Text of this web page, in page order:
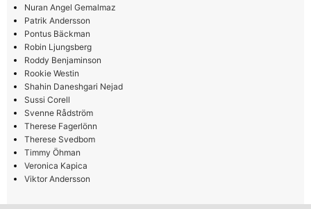
Nuran Angel Gemalmaz
Patrik Andersson
Pontus Bäckman
Robin Ljungsberg
Roddy Benjaminson
Rookie Westin
Shahin Daneshgari Nejad
Sussi Corell
Svenne Rådström
Therese Fagerlönn
Therese Svedbom
Timmy Öhman
Veronica Kapica
Viktor Andersson